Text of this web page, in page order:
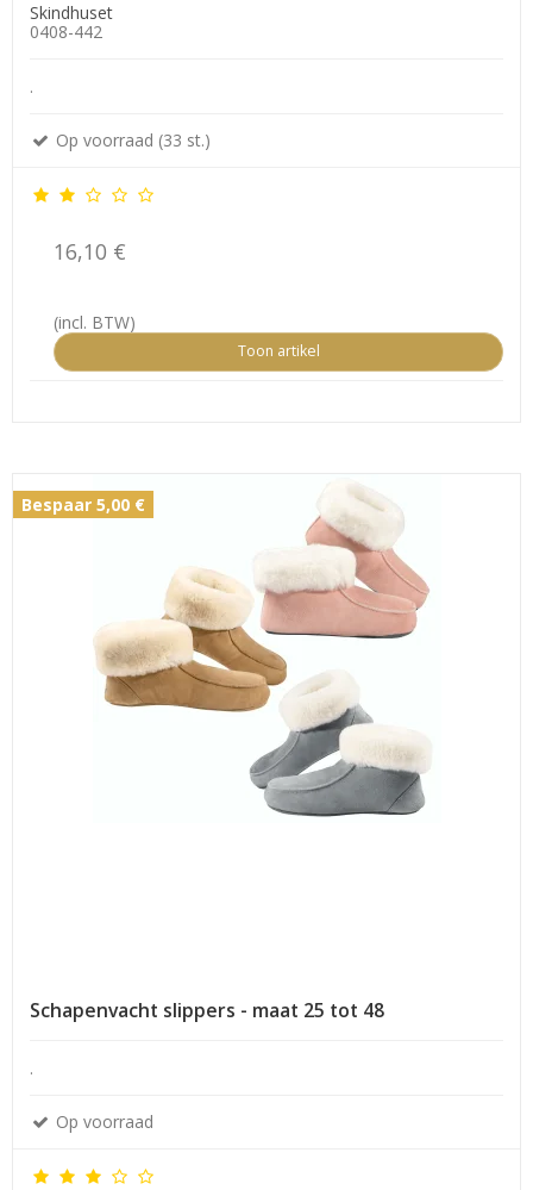
Skindhuset
0408-442
.
Op voorraad (33 st.)
16,10 €
(incl. BTW)
Toon artikel
Bespaar 5,00 €
Schapenvacht slippers - maat 25 tot 48
.
Op voorraad